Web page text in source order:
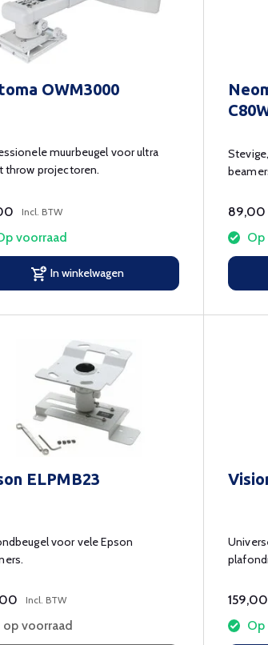
OWM3000
muurbeugel voor ultra
throw projectoren.
Incl. BTW
voorraad
In winkelwagen
89,00
Op
ELPMB23
voor vele Epson
Incl. BTW
op voorraad
159,00
Op